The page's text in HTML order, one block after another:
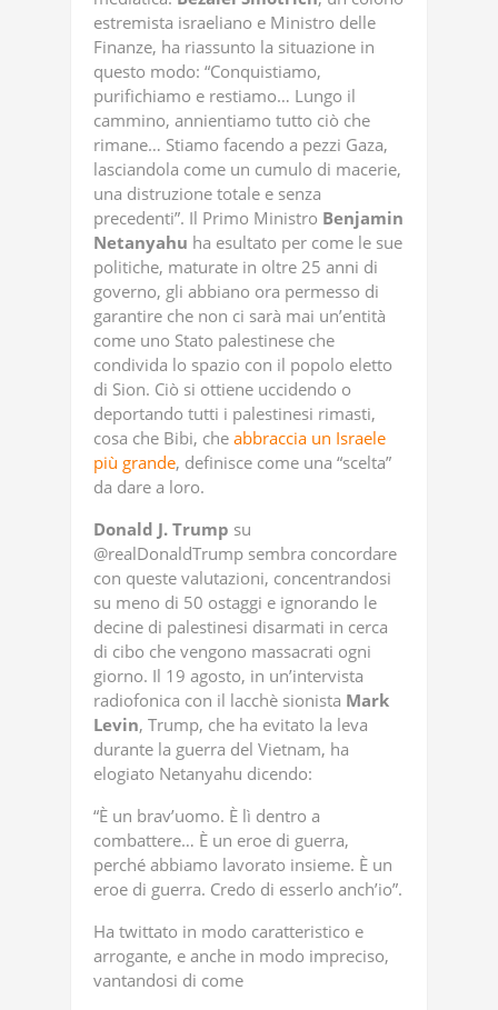
estremista israeliano e Ministro delle
Finanze, ha riassunto la situazione in
questo modo: “Conquistiamo,
purifichiamo e restiamo… Lungo il
cammino, annientiamo tutto ciò che
rimane… Stiamo facendo a pezzi Gaza,
lasciandola come un cumulo di macerie,
una distruzione totale e senza
precedenti”. Il Primo Ministro Benjamin
Netanyahu ha esultato per come le sue
politiche, maturate in oltre 25 anni di
governo, gli abbiano ora permesso di
garantire che non ci sarà mai un’entità
come uno Stato palestinese che
condivida lo spazio con il popolo eletto
di Sion. Ciò si ottiene uccidendo o
deportando tutti i palestinesi rimasti,
cosa che Bibi, che abbraccia un Israele
più grande, definisce come una “scelta”
da dare a loro.
Donald J. Trump su
@realDonaldTrump sembra concordare
con queste valutazioni, concentrandosi
su meno di 50 ostaggi e ignorando le
decine di palestinesi disarmati in cerca
di cibo che vengono massacrati ogni
giorno. Il 19 agosto, in un’intervista
radiofonica con il lacchè sionista Mark
Levin, Trump, che ha evitato la leva
durante la guerra del Vietnam, ha
elogiato Netanyahu dicendo:
“È un brav’uomo. È lì dentro a
combattere… È un eroe di guerra,
perché abbiamo lavorato insieme. È un
eroe di guerra. Credo di esserlo anch’io”.
Ha twittato in modo caratteristico e
arrogante, e anche in modo impreciso,
vantandosi di come